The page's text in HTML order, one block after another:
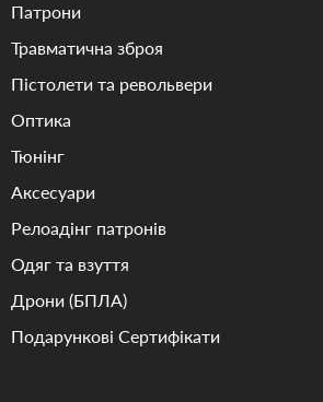
Патрони
Травматична зброя
Пістолети та револьвери
Оптика
Тюнінг
Аксесуари
Релоадінг патронів
Одяг та взуття
Дрони (БПЛА)
Подарункові Сертифікати